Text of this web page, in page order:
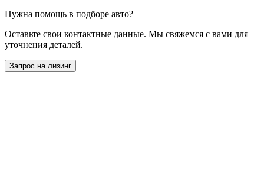
Нужна помощь в подборе авто?
Оставьте свои контактные данные. Мы свяжемся с вами для
уточнения деталей.
Запрос на лизинг